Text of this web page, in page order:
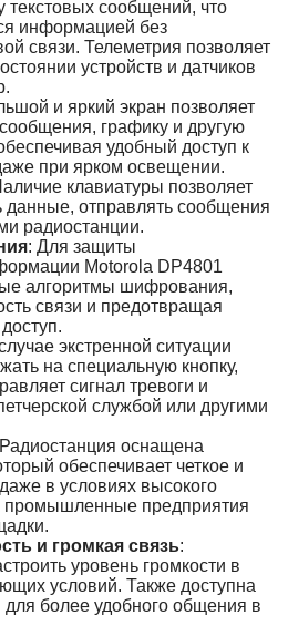
текстовых сообщений, что
информацией без
связи. Телеметрия позволяет
устройств и датчиков
и яркий экран позволяет
графику и другую
удобный доступ к
при ярком освещении.
клавиатуры позволяет
данные, отправлять сообщения
радиостанции.
: Для защиты
Motorola DP4801
алгоритмы шифрования,
связи и предотвращая
экстренной ситуации
на специальную кнопку,
сигнал тревоги и
службой или другими
оснащена
обеспечивает четкое и
в условиях высокого
промышленные предприятия
и громкая связь:
уровень громкости в
условий. Также доступна
более удобного общения в